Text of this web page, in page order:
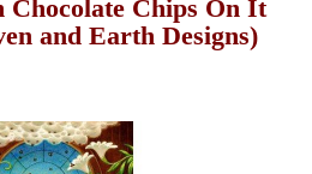
Chocolate Chips On It
and Earth Designs)